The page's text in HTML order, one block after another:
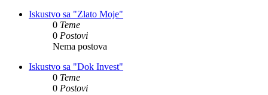
Iskustvo sa "Zlato Moje"
0 Teme
0 Postovi
Nema postova
Iskustvo sa "Dok Invest"
0 Teme
0 Postovi